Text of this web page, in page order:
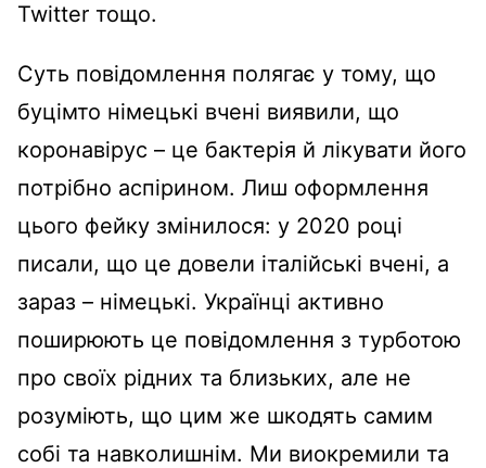
Twitter тощо.
Суть повідомлення полягає у тому, що
буцімто німецькі вчені виявили, що
коронавірус – це бактерія й лікувати його
потрібно аспірином. Лиш оформлення
цього фейку змінилося: у 2020 році
писали, що це довели італійські вчені, а
зараз – німецькі. Українці активно
поширюють це повідомлення з турботою
про своїх рідних та близьких, але не
розуміють, що цим же шкодять самим
собі та навколишнім. Ми виокремили та